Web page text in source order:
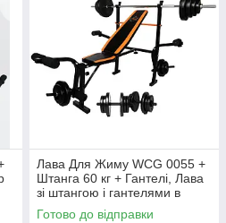
Лава Для Жиму WCG 0055 +
Штанга 60 кг + Гантелі, Лава
зі штангою і гантелями в
наборі. Штанга 60 кг SHOPIK
Готово до відправки